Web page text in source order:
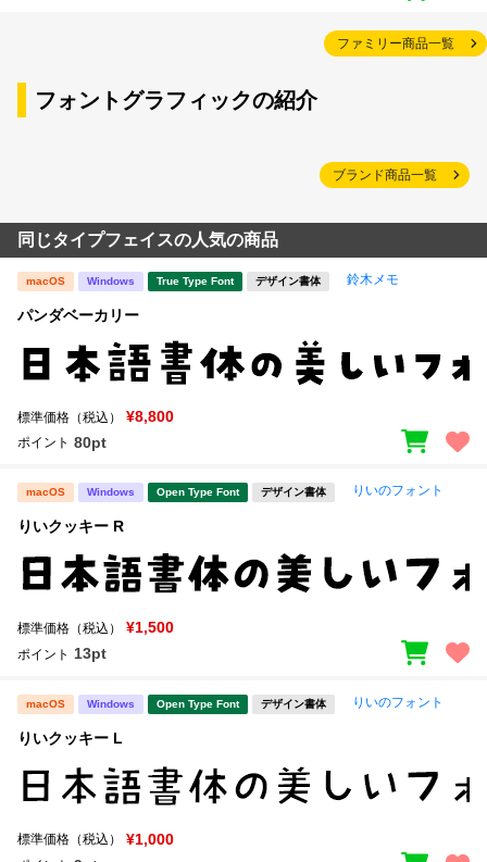
ファミリー商品一覧
フォントグラフィックの紹介
ブランド商品一覧
同じタイプフェイスの人気の商品
macOS Windows True Type Font デザイン書体 鈴木メモ
パンダベーカリー
標準価格（税込） ¥8,800
ポイント 80pt
macOS Windows Open Type Font デザイン書体 りいのフォント
りいクッキー R
標準価格（税込） ¥1,500
ポイント 13pt
macOS Windows Open Type Font デザイン書体 りいのフォント
りいクッキー L
標準価格（税込） ¥1,000